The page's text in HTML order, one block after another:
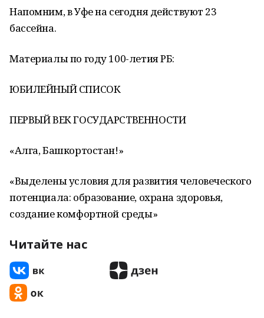
Напомним, в Уфе на сегодня действуют 23
бассейна.
Материалы по году 100-летия РБ:
ЮБИЛЕЙНЫЙ СПИСОК
ПЕРВЫЙ ВЕК ГОСУДАРСТВЕННОСТИ
«Алга, Башкортостан!»
«Выделены условия для развития человеческого
потенциала: образование, охрана здоровья,
создание комфортной среды»
Читайте нас